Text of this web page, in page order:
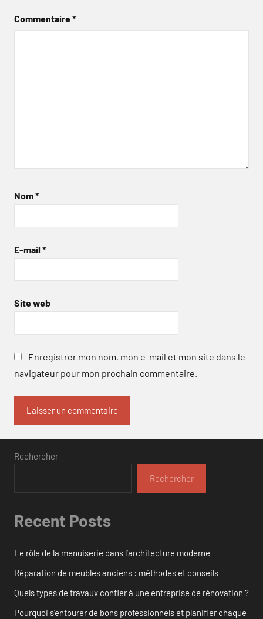
Commentaire*
Nom*
E-mail *
Site web
Enregistrer mon nom, mon e-mail et mon site dans le
navigateur pour mon prochain commentaire.
Rechercher
Rechercher
Recent Posts
Le rôle de la menuiserie dans l’architecture moderne
Réparation de meubles anciens : méthodes et conseils
Quels types de travaux confier à une entreprise de rénovation ?
Pourquoi s’entourer de bons professionnels et planifier chaque